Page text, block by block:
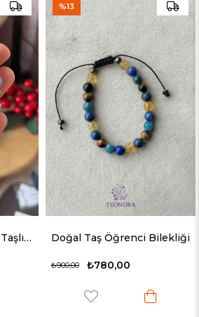
İran Turkuaz (Firuze) Taşlı Bileklik (8mm - Faset Kesim) Doğal Taş Öğrenci Bilekliği
₺780,00
₺900,00
%13